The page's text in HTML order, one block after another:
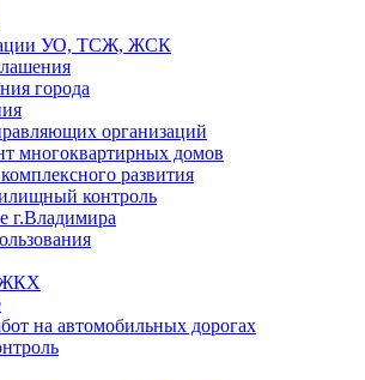
УО, ТСЖ, ЖСК
города
организаций
многоквартирных домов
развития
контроль
г.Владимира
ЖКХ
на автомобильных дорогах